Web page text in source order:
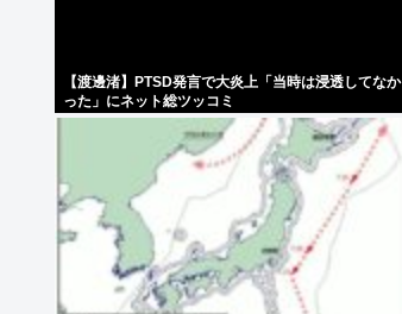
【渡邊渚】PTSD発言で大炎上「当時は浸透してなか
った」にネット総ツッコミ